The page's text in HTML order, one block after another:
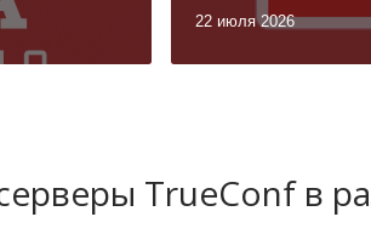
22 июля 2026
TrueConf в